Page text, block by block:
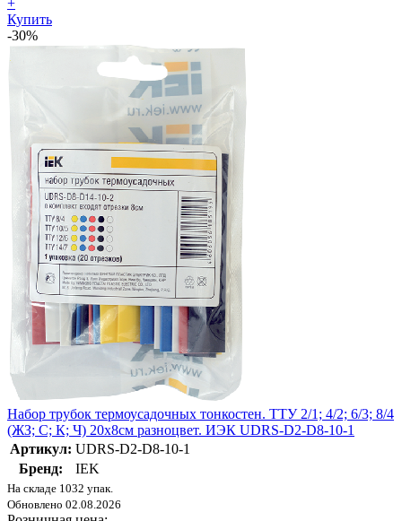
Купить
-30%
Набор трубок термоусадочных тонкостен. ТТУ 2/1; 4/2; 6/3; 8/4
(ЖЗ; С; К; Ч) 20х8см разноцвет. ИЭК UDRS-D2-D8-10-1
Артикул: UDRS-D2-D8-10-1
Бренд:
IEK
На складе 1032 упак.
Обновлено 02.08.2026